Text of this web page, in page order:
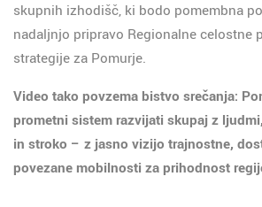
skupnih izhodišč, ki bodo pomembna
nadaljnjo pripravo Regionalne celostne
strategije za Pomurje.
Video tako povzema bistvo srečanja:
prometni sistem razvijati skupaj z
in stroko – z jasno vizijo trajnostne,
povezane mobilnosti za prihodnost